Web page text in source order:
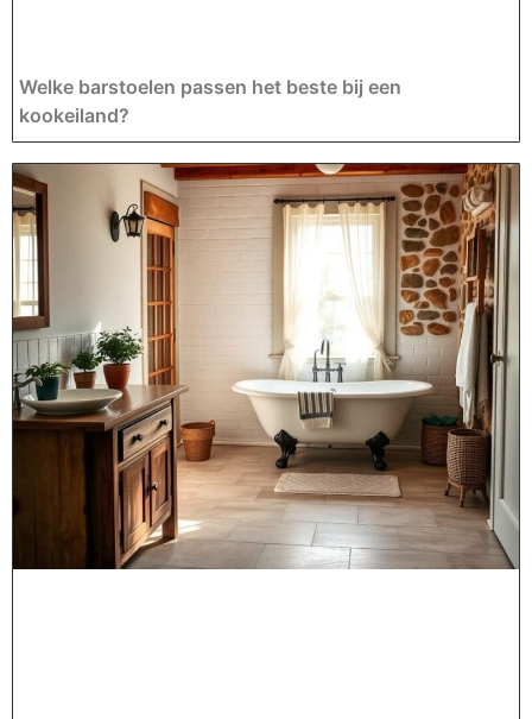
Welke barstoelen passen het beste bij een
kookeiland?